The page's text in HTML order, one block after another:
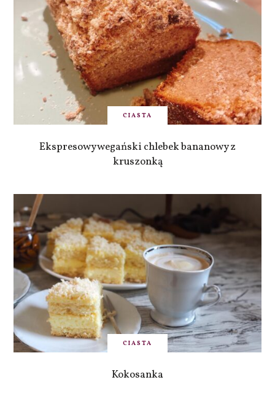
CIASTA
Ekspresowy wegański chlebek bananowy z
kruszonką
CIASTA
Kokosanka